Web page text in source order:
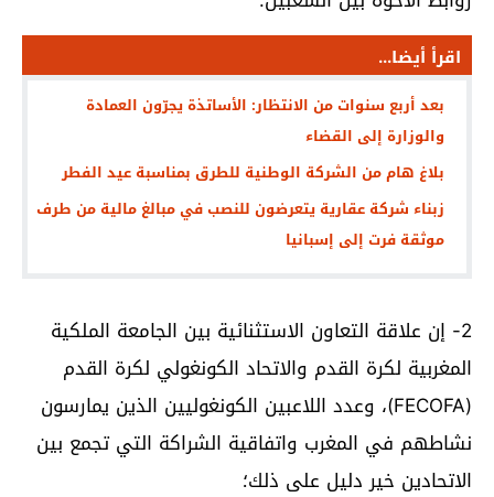
اقرأ أيضا...
بعد أربع سنوات من الانتظار: الأساتذة يجرّون العمادة
والوزارة إلى القضاء
بلاغ هام من الشركة الوطنية للطرق بمناسبة عيد الفطر
زبناء شركة عقارية يتعرضون للنصب في مبالغ مالية من طرف
موثقة فرت إلى إسبانيا
2- إن علاقة التعاون الاستثنائية بين الجامعة الملكية
المغربية لكرة القدم والاتحاد الكونغولي لكرة القدم
(FECOFA)، وعدد اللاعبين الكونغوليين الذين يمارسون
نشاطهم في المغرب واتفاقية الشراكة التي تجمع بين
الاتحادين خير دليل على ذلك؛